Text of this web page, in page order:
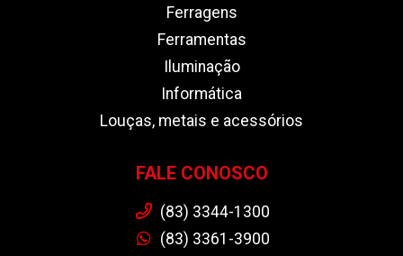
Ferragens
Ferramentas
Iluminação
Informática
Louças, metais e acessórios
FALE CONOSCO
(83) 3344-1300
(83) 3361-3900